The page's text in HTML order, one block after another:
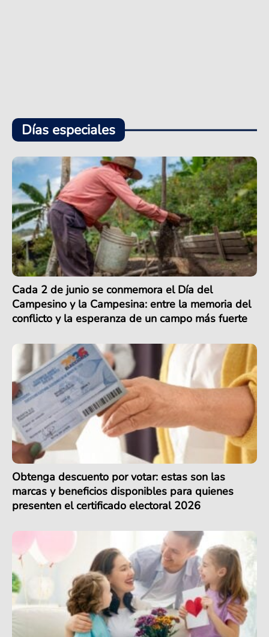
Días especiales
Cada 2 de junio se conmemora el Día del
Campesino y la Campesina: entre la memoria del
conflicto y la esperanza de un campo más fuerte
Obtenga descuento por votar: estas son las
marcas y beneficios disponibles para quienes
presenten el certificado electoral 2026